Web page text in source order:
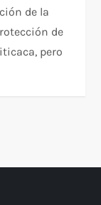
de la
de
pero